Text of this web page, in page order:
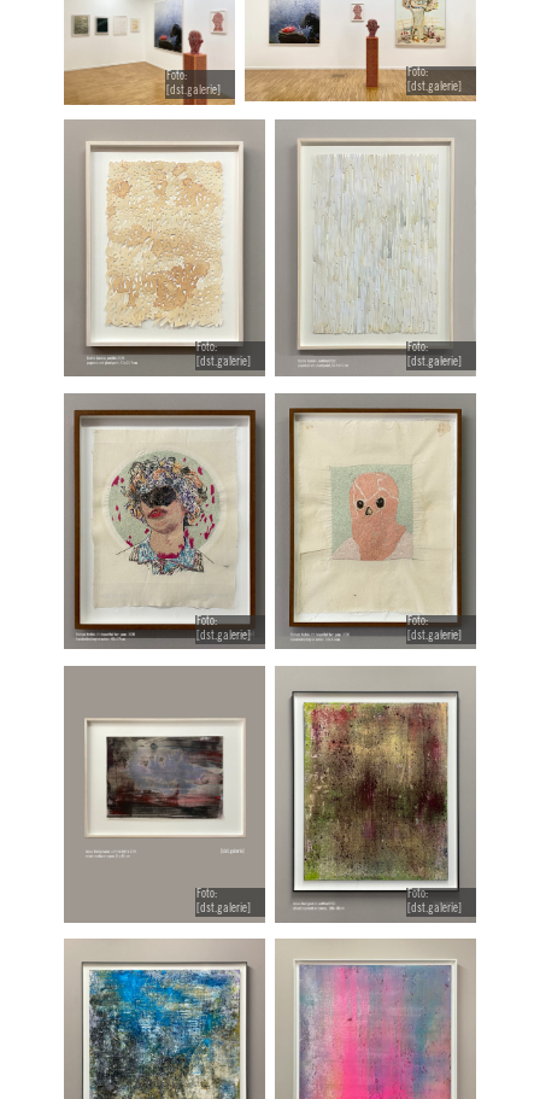
Foto:
[dst.galerie]
Foto:
[dst.galerie]
Foto:
[dst.galerie]
Foto:
[dst.galerie]
Foto:
[dst.galerie]
Foto:
[dst.galerie]
Foto:
[dst.galerie]
Foto:
[dst.galerie]